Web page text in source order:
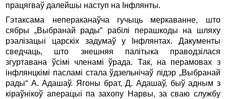
працягваў далейшы наступ на Інфлянты.
Гэтаксама непераканаўча гучыць меркаванне, што
сябры „Выбранай рады“ рабілі перашкоды на шляху
рэалізацыі царскіх задумаў у Інфлянтах. Дакументы
сведчаць, што знешняя палітыка праводзілася
згуртавана ўсімі членамі ўрада. Так, на перамовах з
інфлянцкімі пасламі стала ўдзельнічаў лідэр „Выбранай
рады“ А. Адашаў. Ягоны брат, Д. Адашаў, быў адным з
кіраўнікоў аперацыі па захопу Нарвы, за сваю службу